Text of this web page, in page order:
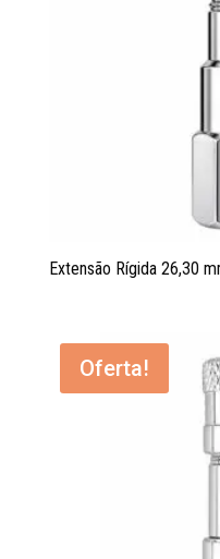
Extensão Rígida 26,30
Oferta!